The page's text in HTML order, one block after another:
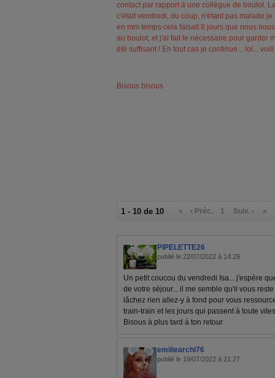
contact par rapport à une collègue de boulot.
c'était vendredi, du coup, n'étant pas malade
en mm temps cela faisait 8 jours que nous
au boulot, et j'ai fait le nécessaire pour garder
été suffisant ! En tout cas je continue... lol...
Bisous bisous
1 - 10 de 10 « ‹ Préc. 1 Suiv. › »
PIPELETTE26
publié le 22/07/2022 à 14:29
Un petit coucou du vendredi Isa... j'espère
de votre séjour... il me semble qu'il vous
lâchez rien allez-y à fond pour vous
train-train et les jours qui passent à toute
Bisous à plus tard à ton retour
emiliearchi76
publié le 19/07/2022 à 21:27